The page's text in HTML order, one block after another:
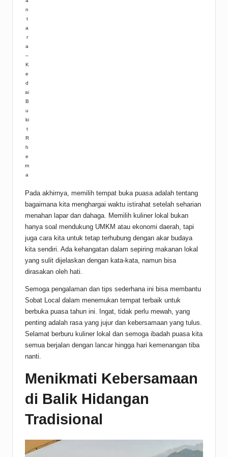
n
t
a
r
a
–
K
e
d
ai
B
u
ki
t
R
h
e
m
a
Pada akhirnya, memilih tempat buka puasa adalah tentang
bagaimana kita menghargai waktu istirahat setelah seharian
menahan lapar dan dahaga. Memilih kuliner lokal bukan
hanya soal mendukung UMKM atau ekonomi daerah, tapi
juga cara kita untuk tetap terhubung dengan akar budaya
kita sendiri. Ada kehangatan dalam sepiring makanan lokal
yang sulit dijelaskan dengan kata-kata, namun bisa
dirasakan oleh hati.
Semoga pengalaman dan tips sederhana ini bisa membantu
Sobat Local dalam menemukan tempat terbaik untuk
berbuka puasa tahun ini. Ingat, tidak perlu mewah, yang
penting adalah rasa yang jujur dan kebersamaan yang tulus.
Selamat berburu kuliner lokal dan semoga ibadah puasa kita
semua berjalan dengan lancar hingga hari kemenangan tiba
nanti.
Menikmati Kebersamaan
di Balik Hidangan
Tradisional